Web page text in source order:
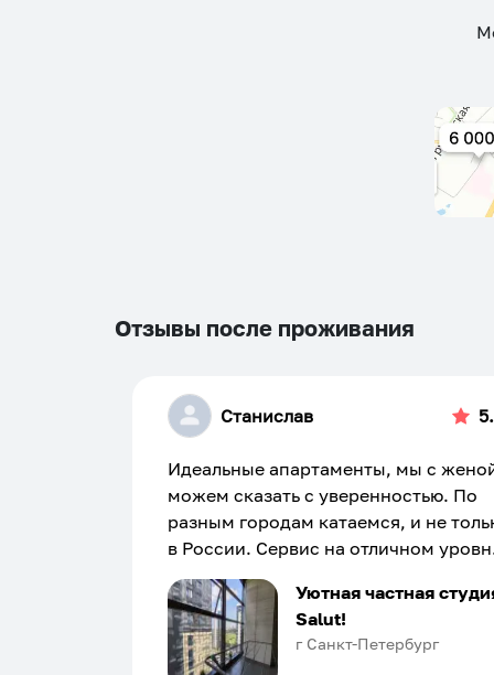
Отзывы после проживания
Станислав
Идеальные апартаменты, мы с
можем сказать с уверенностью. По
разным городам катаемся, и не
в России. Сервис на отличном
Хозяин апартаментов доброй души
человек, всегда можно
подскажет что как и почему.
Рекомендуем на 100% и вам, и
Уютная частная
Salut!
г Санкт-Петербург